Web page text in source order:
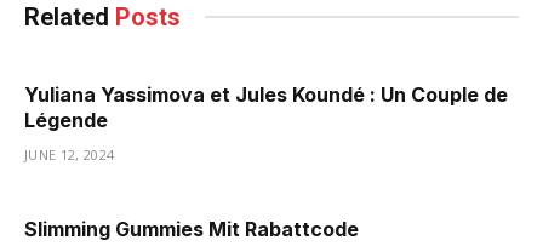
Related Posts
Yuliana Yassimova et Jules Koundé : Un Couple de
Légende
JUNE 12, 2024
Slimming Gummies Mit Rabattcode